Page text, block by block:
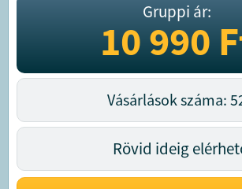
Gruppi ár:
10 990
Vásárlások száma:
Rövid ideig